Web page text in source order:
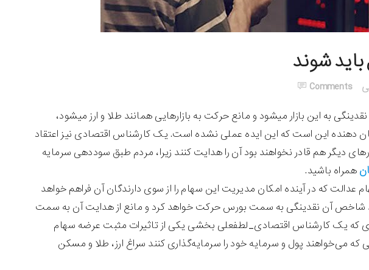
شوند
Comments
به این بازار میشود و مانع حرکت به بازارهایی همانند طلا و ارز میشود،
دهنده این است که این ایده عملی نشده است. یک کارشناس اقتصادی نیز اعتقاد
دیگر هم قادر نخواهند بود آن را هدایت کنند زیرا، مردم طبق سوددهی سرمایه
همراه باشید.
که در آینده امکان مدیریت این سهام را از سوی دارندگان آن فراهم خواهد
رشد شاخص آن نقدینگی به سمت بورس حرکت خواهد کرد و مانع از هدایت آن به سمت
که یک کارشناس اقتصادی_لطفعلی بخشی یکی از تاثیرات مثبت عرضه سهام
می‌خواهند پول و سرمایه خود را سرمایه‌گذاری کنند سراغ ارز، طلا و مسکن